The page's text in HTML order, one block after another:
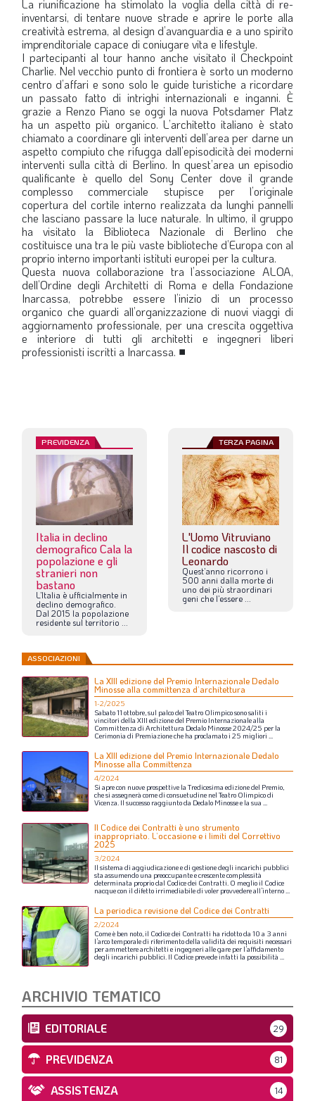
La riunificazione ha stimolato la voglia della città di re-
inventarsi, di tentare nuove strade e aprire le porte alla
creatività estrema, al design d’avanguardia e a uno spirito
imprenditoriale capace di coniugare vita e lifestyle.
I partecipanti al tour hanno anche visitato il Checkpoint
Charlie. Nel vecchio punto di frontiera è sorto un moderno
centro d’affari e sono solo le guide turistiche a ricordare
un passato fatto di intrighi internazionali e inganni. È
grazie a Renzo Piano se oggi la nuova Potsdamer Platz
ha un aspetto più organico. L’architetto italiano è stato
chiamato a coordinare gli interventi dell’area per darne un
aspetto compiuto che rifugga dall’episodicità dei moderni
interventi sulla città di Berlino. In quest’area un episodio
qualificante è quello del Sony Center dove il grande
complesso commerciale stupisce per l’originale
copertura del cortile interno realizzata da lunghi pannelli
che lasciano passare la luce naturale. In ultimo, il gruppo
ha visitato la Biblioteca Nazionale di Berlino che
costituisce una tra le più vaste biblioteche d’Europa con al
proprio interno importanti istituti europei per la cultura.
Questa nuova collaborazione tra l’associazione ALOA,
dell’Ordine degli Architetti di Roma e della Fondazione
Inarcassa, potrebbe essere l’inizio di un processo
organico che guardi all’organizzazione di nuovi viaggi di
aggiornamento professionale, per una crescita oggettiva
e interiore di tutti gli architetti e ingegneri liberi
professionisti iscritti a Inarcassa. ■
PREVIDENZA
Italia in declino
demografico Cala la
popolazione e gli
stranieri non
bastano
L’Italia è ufficialmente in
declino demografico.
Dal 2015 la popolazione
residente sul territorio ...
TERZA PAGINA
L'Uomo Vitruviano
Il codice nascosto di
Leonardo
Quest’anno ricorrono i
500 anni dalla morte di
uno dei più straordinari
geni che l’essere ...
ASSOCIAZIONI
La XIII edizione del Premio Internazionale Dedalo
Minosse alla committenza d’architettura
1-2/2025
Sabato11 ottobre,sul palcodel Teatro Olimpicosonosaliti i
vincitori della XIII edizionedel Premio Internazionalealla
Committenza di Architettura Dedalo Minosse2024/25 per la
Cerimonia di Premiazioneche ha proclamatoi 25 migliori ...
La XIII edizione del Premio Internazionale Dedalo
Minosse alla Committenza
4/2024
Si aprecon nuove prospettive la Tredicesima edizionedel Premio,
chesi assegnerà comedi consuetudine nel Teatro Olimpicodi
Vicenza. Il successo raggiuntoda Dedalo Minossee la sua ...
Il Codice dei Contratti è uno strumento
inappropriato. L’occasione e i limiti del Correttivo
2025
3/2024
Il sistema di aggiudicazioneedi gestionedegli incarichi pubblici
sta assumendo una preoccupanteecrescentecomplessità
determinata propriodal Codicedei Contratti. O meglioil Codice
nacquecon il difettoirrimediabiledi voler provvedereall’interno...
La periodica revisione del Codice dei Contratti
2/2024
Comeè ben noto,il Codicedei Contratti ha ridottoda 10 a 3 anni
l’arco temporaledi riferimentodella validità dei requisiti necessari
perammetterearchitetti eingegneri allegare per l’affidamento
degli incarichi pubblici. Il Codice prevedeinfatti la possibilità ...
ARCHIVIO TEMATICO
EDITORIALE 29
PREVIDENZA 81
ASSISTENZA 14